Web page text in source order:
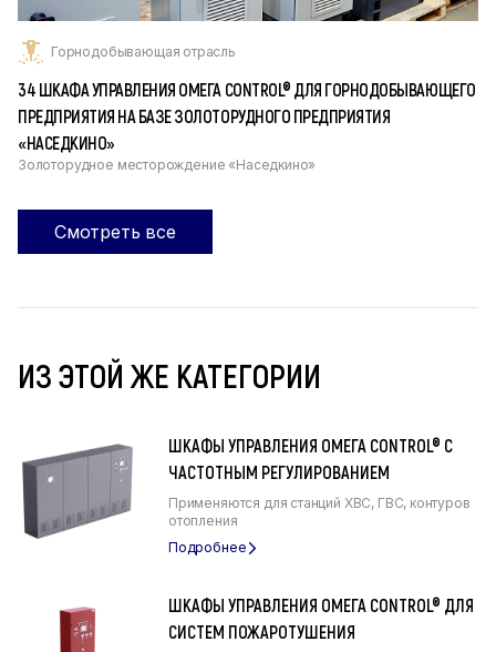
Горнодобывающая отрасль
34 ШКАФА УПРАВЛЕНИЯ ОМЕГА CONTROL® ДЛЯ ГОРНОДОБЫВАЮЩЕГО
ПРЕДПРИЯТИЯ НА БАЗЕ ЗОЛОТОРУДНОГО ПРЕДПРИЯТИЯ
«НАСЕДКИНО»
Золоторудное месторождение «Наседкино»
Смотреть все
ИЗ ЭТОЙ ЖЕ КАТЕГОРИИ
ШКАФЫ УПРАВЛЕНИЯ ОМЕГА CONTROL® С
ЧАСТОТНЫМ РЕГУЛИРОВАНИЕМ
Применяются для станций ХВС, ГВС, контуров
отопления
ШКАФЫ УПРАВЛЕНИЯ ОМЕГА CONTROL® ДЛЯ
СИСТЕМ ПОЖАРОТУШЕНИЯ